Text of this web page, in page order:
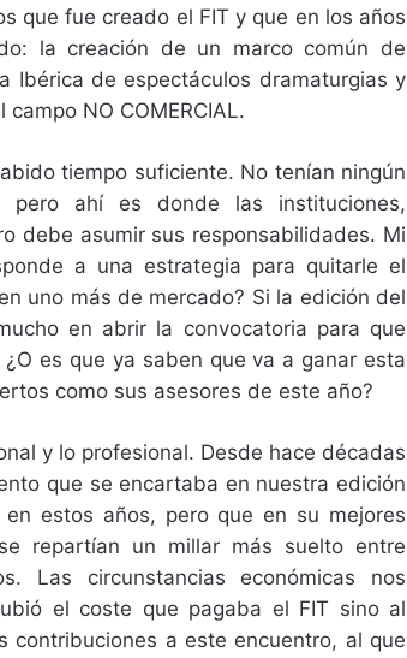
que fue creado el FIT y que en los años
la creación de un marco común de
Ibérica de espectáculos dramaturgias y
NO COMERCIAL.
tiempo suficiente. No tenían ningún
ahí es donde las instituciones,
debe asumir sus responsabilidades. Mi
a una estrategia para quitarle el
uno más de mercado? Si la edición del
en abrir la convocatoria para que
es que ya saben que va a ganar esta
como sus asesores de este año?
y lo profesional. Desde hace décadas
que se encartaba en nuestra edición
estos años, pero que en su mejores
repartían un millar más suelto entre
Las circunstancias económicas nos
el coste que pagaba el FIT sino al
contribuciones a este encuentro, al que